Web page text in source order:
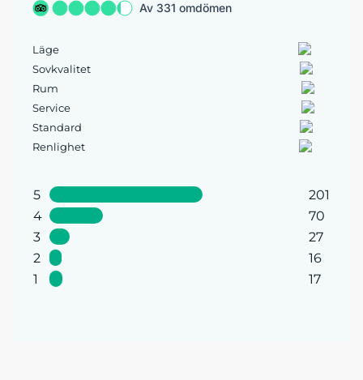
Av 331 omdömen
Läge
Sovkvalitet
Rum
Service
Standard
Renlighet
5
201
4
70
3
27
2
16
1
17